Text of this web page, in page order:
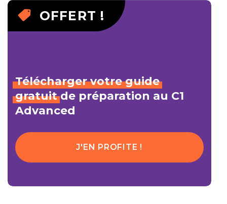
OFFERT !
Télécharger votre guide
gratuitde préparation au C1
Advanced
J'EN PROFITE !